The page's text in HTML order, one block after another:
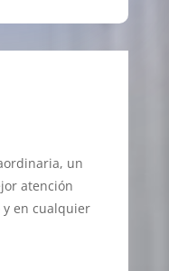
un
atención
en cualquier